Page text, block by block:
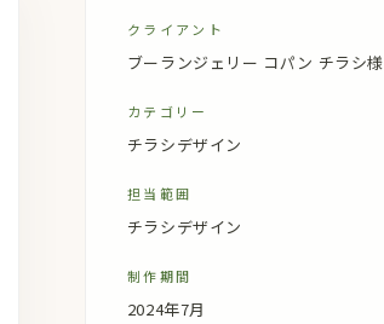
クライアント
ブーランジェリー コパン チラシ様
カテゴリー
チラシデザイン
担当範囲
チラシデザイン
制作期間
2024年7月